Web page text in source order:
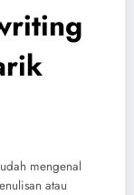
mengenal
atau